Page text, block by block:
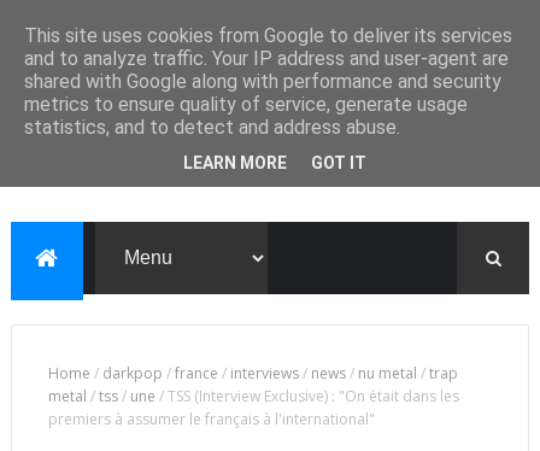
Home / darkpop /france / interviews/ news/ nu metal /trap
metal /tss/ une /TSS (Interview Exclusive) : "On était dans les
premiers à assumer le français à l'international"
This site uses cookies from Google to deliver its services
and to analyze traffic. Your IP address and user-agent are
shared with Google along with performance and security
metrics to ensure quality of service, generate usage
statistics, and to detect and address abuse.
LEARN MORE GOT IT